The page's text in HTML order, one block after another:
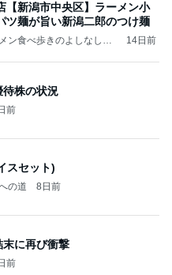
【新潟市中央区】ラーメン小
ツ麺が旨い新潟二郎のつけ麺
ン食べ歩きのよしなしご
14日前
待株の状況
前
スセット)
の道 8日前
に再び衝撃
前